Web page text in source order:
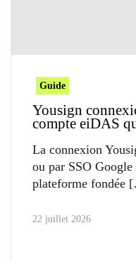
Guide
Yousign
compte eiDAS
La connexion
ou par SSO
plateforme fondée
22 juillet 2026